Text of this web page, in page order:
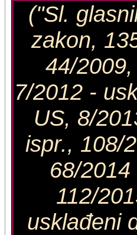
("Sl.
zakon,
44/
7/2012 -
US, 8/
ispr., 108/
68/
112/
usklađeni